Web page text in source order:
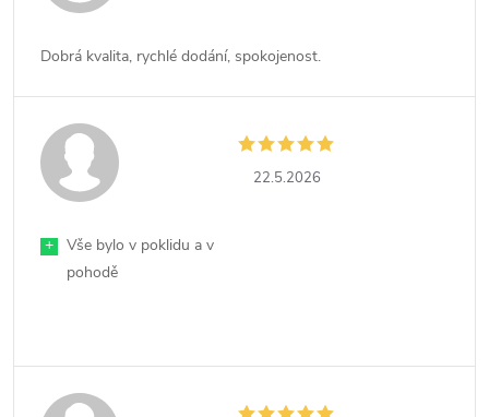
Dobrá kvalita, rychlé dodání, spokojenost.
22.5.2026
+
Vše bylo v poklidu a v
pohodě